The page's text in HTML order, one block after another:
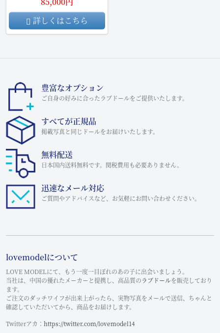
詳しくはこちら
豊富なオプション
ご自身の好みに合ったラブドールをご提供いたします。
すべてが正規品
掲載写真と同じドールをお届けいたします。
無料配送
日本国内送料無料です。関税費用も必要ありません。
迅速なメール対応
ご質問やアドバイスなど、お気軽にお問い合わせください。
lovemodelについて
LOVE MODELにて、もう一度一目ぼれのあの子に出会いましょう。
当社は、中国の優れたメーカーと提携し、高品質のラブドールを販売しており
ます。
ご注文のダッチワイフが出来上がったら、実物写真をメールで送信、ちゃんと
確認していただいてから、商品をお届けします。
Twitterアカ： https://twitter.com/lovemodel14